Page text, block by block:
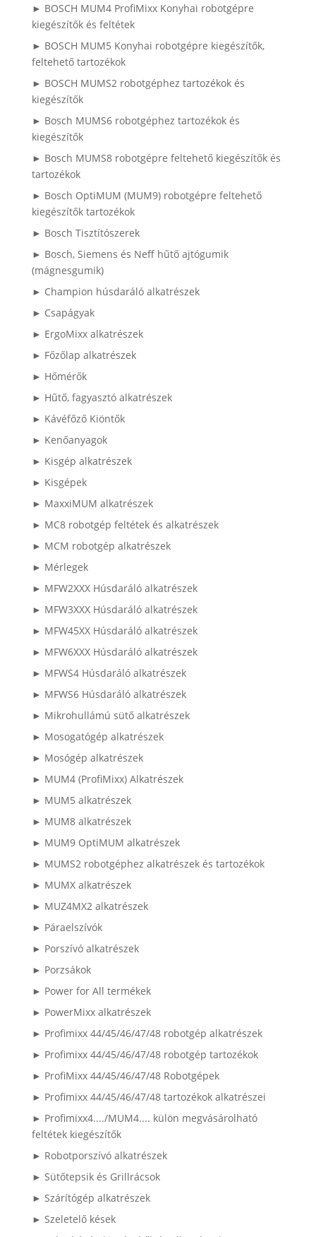
► BOSCH MUM4 ProfiMixx Konyhai robotgépre
kiegészítők és feltétek
► BOSCH MUM5 Konyhai robotgépre kiegészítők,
feltehető tartozékok
► BOSCH MUMS2 robotgéphez tartozékok és
kiegészítők
► Bosch MUMS6 robotgéphez tartozékok és
kiegészítők
► Bosch MUMS8 robotgépre feltehető kiegészítők és
tartozékok
► Bosch OptiMUM (MUM9) robotgépre feltehető
kiegészítők tartozékok
► Bosch Tisztítószerek
► Bosch, Siemens és Neff hűtő ajtógumik
(mágnesgumik)
► Champion húsdaráló alkatrészek
► Csapágyak
► ErgoMixx alkatrészek
► Főzőlap alkatrészek
► Hőmérők
► Hűtő, fagyasztó alkatrészek
► Kávéfőző Kiöntők
► Kenőanyagok
► Kisgép alkatrészek
► Kisgépek
► MaxxiMUM alkatrészek
► MC8 robotgép feltétek és alkatrészek
► MCM robotgép alkatrészek
► Mérlegek
► MFW2XXX Húsdaráló alkatrészek
► MFW3XXX Húsdaráló alkatrészek
► MFW45XX Húsdaráló alkatrészek
► MFW6XXX Húsdaráló alkatrészek
► MFWS4 Húsdaráló alkatrészek
► MFWS6 Húsdaráló alkatrészek
► Mikrohullámú sütő alkatrészek
► Mosogatógép alkatrészek
► Mosógép alkatrészek
► MUM4 (ProfiMixx) Alkatrészek
► MUM5 alkatrészek
► MUM8 alkatrészek
► MUM9 OptiMUM alkatrészek
► MUMS2 robotgéphez alkatrészek és tartozékok
► MUMX alkatrészek
► MUZ4MX2 alkatrészek
► Páraelszívók
► Porszívó alkatrészek
► Porzsákok
► Power for All termékek
► PowerMixx alkatrészek
► Profimixx 44/45/46/47/48 robotgép alkatrészek
► Profimixx 44/45/46/47/48 robotgép tartozékok
► ProfiMixx 44/45/46/47/48 Robotgépek
► Profimixx 44/45/46/47/48 tartozékok alkatrészei
► Profimixx4..../MUM4.... külön megvásárolható
feltétek kiegészítők
► Robotporszívó alkatrészek
► Sütőtepsik és Grillrácsok
► Szárítógép alkatrészek
► Szeletelő kések